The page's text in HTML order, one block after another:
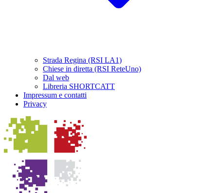
Strada Regina (RSI LA1)
Chiese in diretta (RSI ReteUno)
Dal web
Libreria SHORTCATT
Impressum e contatti
Privacy